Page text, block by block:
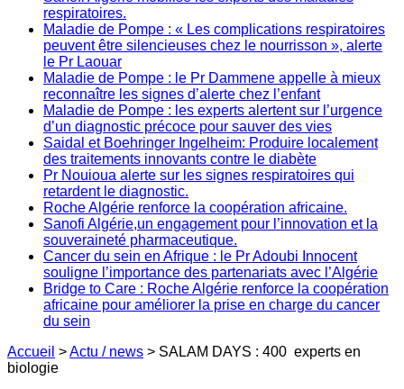
respiratoires.
Maladie de Pompe : « Les complications respiratoires
peuvent être silencieuses chez le nourrisson », alerte
le Pr Laouar
Maladie de Pompe : le Pr Dammene appelle à mieux
reconnaître les signes d’alerte chez l’enfant
Maladie de Pompe : les experts alertent sur l’urgence
d’un diagnostic précoce pour sauver des vies
Saidal et Boehringer Ingelheim: Produire localement
des traitements innovants contre le diabète
Pr Nouioua alerte sur les signes respiratoires qui
retardent le diagnostic.
Roche Algérie renforce la coopération africaine.
Sanofi Algérie,un engagement pour l’innovation et la
souveraineté pharmaceutique.
Cancer du sein en Afrique : le Pr Adoubi Innocent
souligne l’importance des partenariats avec l’Algérie
Bridge to Care : Roche Algérie renforce la coopération
africaine pour améliorer la prise en charge du cancer
du sein
Accueil >Actu / news > SALAM DAYS : 400 experts en
biologie